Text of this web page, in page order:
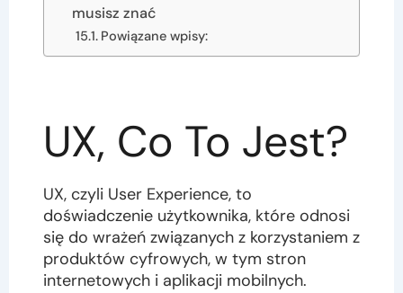
musisz znać
Powiązane wpisy:
UX, Co To Jest?
UX, czyli User Experience, to
doświadczenie użytkownika, które odnosi
się do wrażeń związanych z korzystaniem z
produktów cyfrowych, w tym stron
internetowych i aplikacji mobilnych.